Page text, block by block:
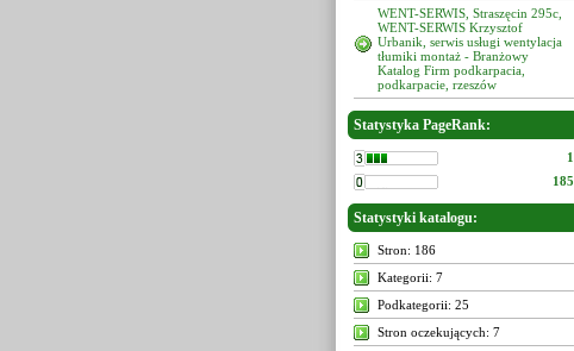
WENT-SERWIS, Straszęcin 295c,
WENT-SERWIS Krzysztof
Urbanik, serwis usługi wentylacja
tłumiki montaż - Branżowy
Katalog Firm podkarpacia,
podkarpacie, rzeszów
Statystyka PageRank:
1
185
Statystyki katalogu:
Stron: 186
Kategorii: 7
Podkategorii: 25
Stron oczekujących: 7